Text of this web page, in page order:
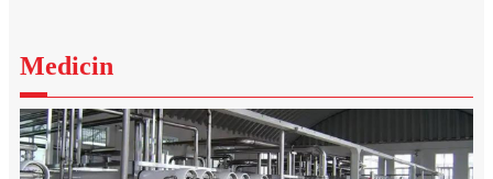
Medicin